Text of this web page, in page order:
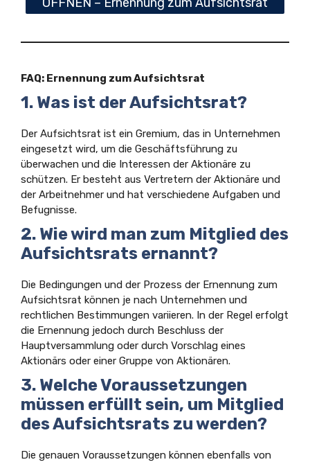
FAQ: Ernennung zum Aufsichtsrat
1. Was ist der Aufsichtsrat?
Der Aufsichtsrat ist ein Gremium, das in Unternehmen
eingesetzt wird, um die Geschäftsführung zu
überwachen und die Interessen der Aktionäre zu
schützen. Er besteht aus Vertretern der Aktionäre und
der Arbeitnehmer und hat verschiedene Aufgaben und
Befugnisse.
2. Wie wird man zum Mitglied des
Aufsichtsrats ernannt?
Die Bedingungen und der Prozess der Ernennung zum
Aufsichtsrat können je nach Unternehmen und
rechtlichen Bestimmungen variieren. In der Regel erfolgt
die Ernennung jedoch durch Beschluss der
Hauptversammlung oder durch Vorschlag eines
Aktionärs oder einer Gruppe von Aktionären.
3. Welche Voraussetzungen
müssen erfüllt sein, um Mitglied
des Aufsichtsrats zu werden?
Die genauen Voraussetzungen können ebenfalls von